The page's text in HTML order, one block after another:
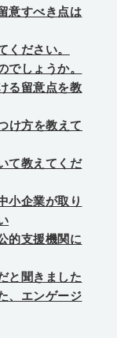
意すべき点は
ください。
でしょうか。
る留意点を教
け方を教えて
て教えてくだ
小企業が取り
的支援機関に
と聞きました
、エンゲージ